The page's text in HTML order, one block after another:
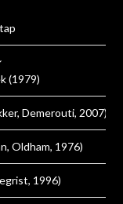
(1979)
Demerouti, 2007)
Oldham, 1976)
1996)